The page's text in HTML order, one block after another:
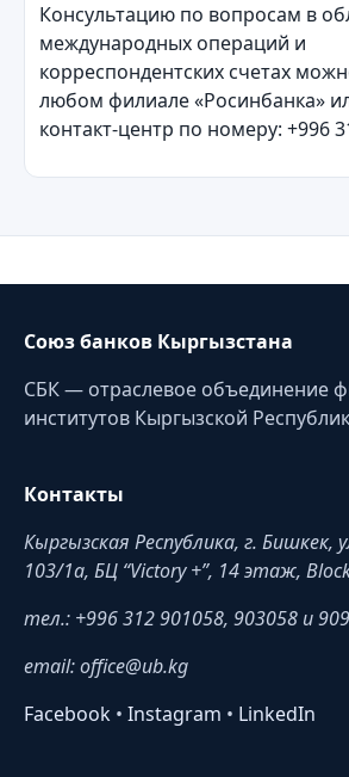
Консультацию по вопросам в
международных операций и
корреспондентских счетах
любом филиале «Росинбанка»
контакт-центр по номеру: +996
Союз банков Кыргызстана
СБК — отраслевое объединение
институтов Кыргызской
Контакты
Кыргызская Республика, г. Бишкек,
103/1a, БЦ “Victory +”, 14 этаж,
тел.: +996 312 901058, 903058 и
email: office@ub.kg
Facebook • Instagram • LinkedIn